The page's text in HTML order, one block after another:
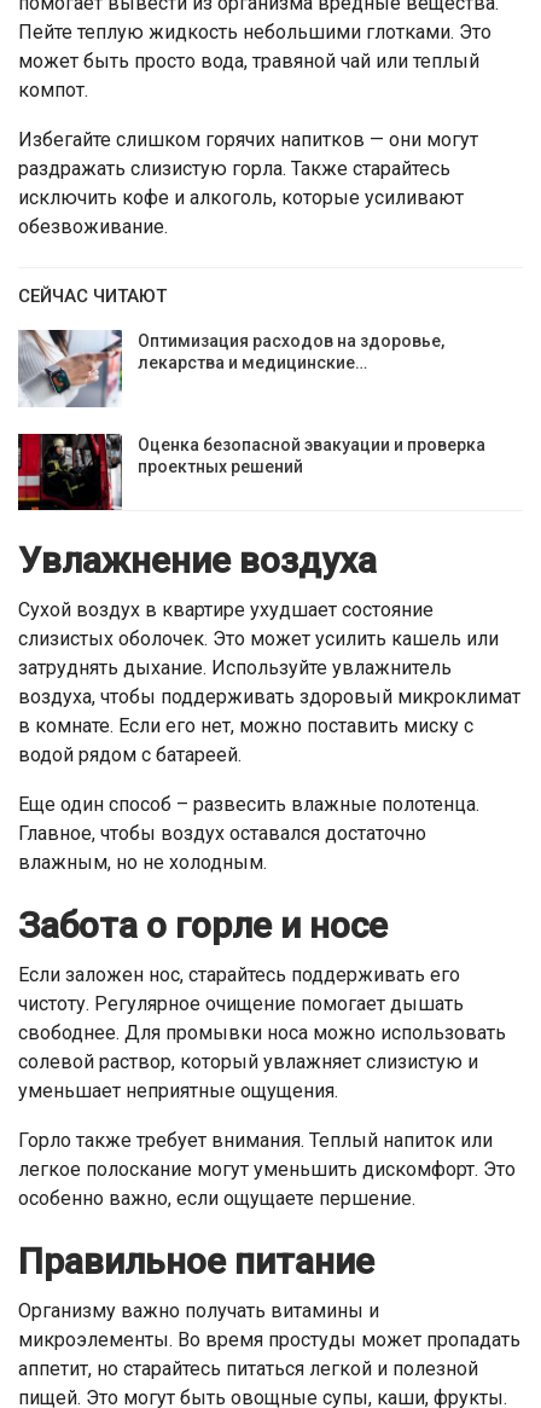
Пейте теплую жидкость небольшими глотками. Это
может быть просто вода, травяной чай или теплый
компот.
Избегайте слишком горячих напитков — они могут
раздражать слизистую горла. Также старайтесь
исключить кофе и алкоголь, которые усиливают
обезвоживание.
СЕЙЧАС ЧИТАЮТ
Оптимизация расходов на здоровье,
лекарства и медицинские…
Оценка безопасной эвакуации и проверка
проектных решений
Увлажнение воздуха
Сухой воздух в квартире ухудшает состояние
слизистых оболочек. Это может усилить кашель или
затруднять дыхание. Используйте увлажнитель
воздуха, чтобы поддерживать здоровый микроклимат
в комнате. Если его нет, можно поставить миску с
водой рядом с батареей.
Еще один способ – развесить влажные полотенца.
Главное, чтобы воздух оставался достаточно
влажным, но не холодным.
Забота о горле и носе
Если заложен нос, старайтесь поддерживать его
чистоту. Регулярное очищение помогает дышать
свободнее. Для промывки носа можно использовать
солевой раствор, который увлажняет слизистую и
уменьшает неприятные ощущения.
Горло также требует внимания. Теплый напиток или
легкое полоскание могут уменьшить дискомфорт. Это
особенно важно, если ощущаете першение.
Правильное питание
Организму важно получать витамины и
микроэлементы. Во время простуды может пропадать
аппетит, но старайтесь питаться легкой и полезной
пищей. Это могут быть овощные супы, каши, фрукты.